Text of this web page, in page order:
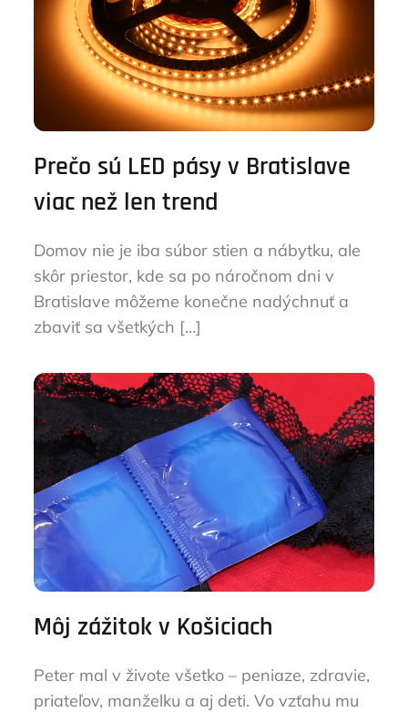
Prečo sú LED pásy v Bratislave
viac než len trend
Domov nie je iba súbor stien a nábytku, ale
skôr priestor, kde sa po náročnom dni v
Bratislave môžeme konečne nadýchnuť a
zbaviť sa všetkých […]
Môj zážitok v Košiciach
Peter mal v živote všetko – peniaze, zdravie,
priateľov, manželku a aj deti. Vo vzťahu mu